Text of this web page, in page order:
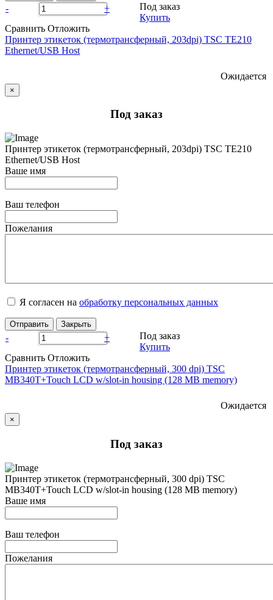
- +
Под заказ
Купить
Сравнить Отложить
Принтер этикеток (термотрансферный, 203dpi) TSC TE210
Ethernet/USB Host
Ожидается
×
Под заказ
Принтер этикеток (термотрансферный, 203dpi) TSC TE210
Ethernet/USB Host
Ваше имя
Ваш телефон
Пожелания
Я согласен на обработку персональных данных
Отправить Закрыть
- +
Под заказ
Купить
Сравнить Отложить
Принтер этикеток (термотрансферный, 300 dpi) TSC
MB340T+Touch LCD w/slot-in housing (128 MB memory)
Ожидается
×
Под заказ
Принтер этикеток (термотрансферный, 300 dpi) TSC
MB340T+Touch LCD w/slot-in housing (128 MB memory)
Ваше имя
Ваш телефон
Пожелания